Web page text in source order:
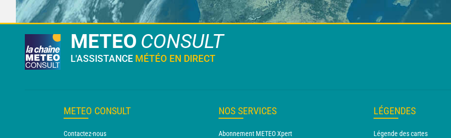
METEO CONSULT
L'ASSISTANCE MÉTÉO EN DIRECT
METEO CONSULT
Contactez-nous
NOS SERVICES
Abonnement METEO Xpert
LÉGENDES
Légende des cartes